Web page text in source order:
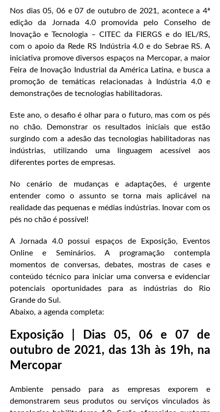
Nos dias 05, 06 e 07 de outubro de 2021, acontece a 4ª
edição da Jornada 4.0 promovida pelo Conselho de
Inovação e Tecnologia – CITEC da FIERGS e do IEL/RS,
com o apoio da Rede RS Indústria 4.0 e do Sebrae RS. A
iniciativa promove diversos espaços na Mercopar, a maior
Feira de Inovação Industrial da América Latina, e busca a
promoção de temáticas relacionadas à Indústria 4.0 e
demonstrações de tecnologias habilitadoras.
Este ano, o desafio é olhar para o futuro, mas com os pés
no chão. Demonstrar os resultados iniciais que estão
surgindo com a adesão das tecnologias habilitadoras nas
indústrias, utilizando uma linguagem acessível aos
diferentes portes de empresas.
No cenário de mudanças e adaptações, é urgente
entender como o assunto se torna mais aplicável na
realidade das pequenas e médias indústrias. Inovar com os
pés no chão é possível!
A Jornada 4.0 possui espaços de Exposição, Eventos
Online e Seminários. A programação contempla
momentos de conversas, debates, mostras de cases e
conteúdo técnico para iniciar uma conversa e evidenciar
potenciais oportunidades para as indústrias do Rio
Grande do Sul.
Abaixo, a agenda completa:
Exposição | Dias 05, 06 e 07 de
outubro de 2021, das 13h às 19h, na
Mercopar
Ambiente pensado para as empresas exporem e
demonstrarem seus produtos ou serviços vinculados às